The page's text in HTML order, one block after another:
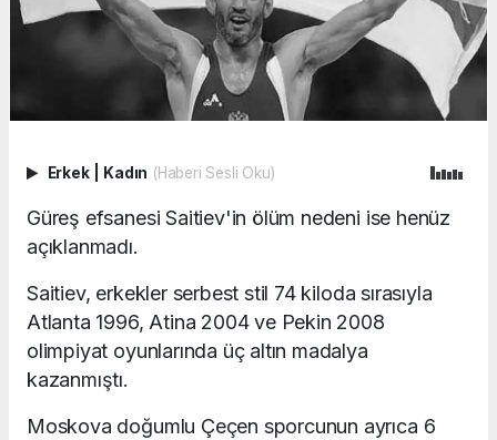
Erkek Kadın (Haberi Sesli Oku)
Güreş efsanesi Saitiev'in ölüm nedeni ise henüz
açıklanmadı.
Saitiev, erkekler serbest stil 74 kiloda sırasıyla
Atlanta 1996, Atina 2004 ve Pekin 2008
olimpiyat oyunlarında üç altın madalya
kazanmıştı.
Moskova doğumlu Çeçen sporcunun ayrıca 6